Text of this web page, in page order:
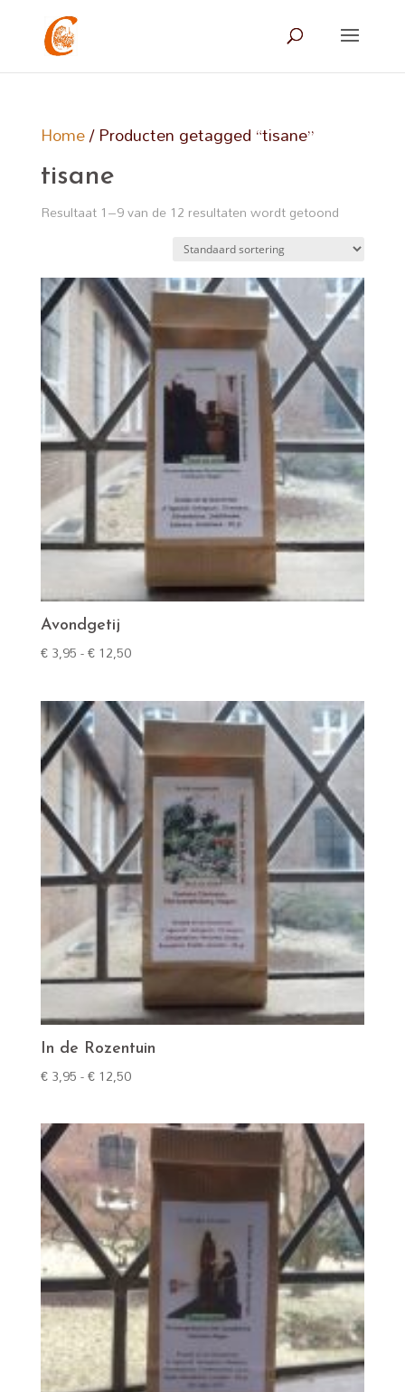
Home/ Producten getagged “tisane”
tisane
Resultaat 1–9 van de 12 resultaten wordt getoond
Avondgetij
€3,95-€12,50Prijsklasse:
€ 12,50
In de Rozentuin
€3,95-€12,50Prijsklasse:
€ 12,50